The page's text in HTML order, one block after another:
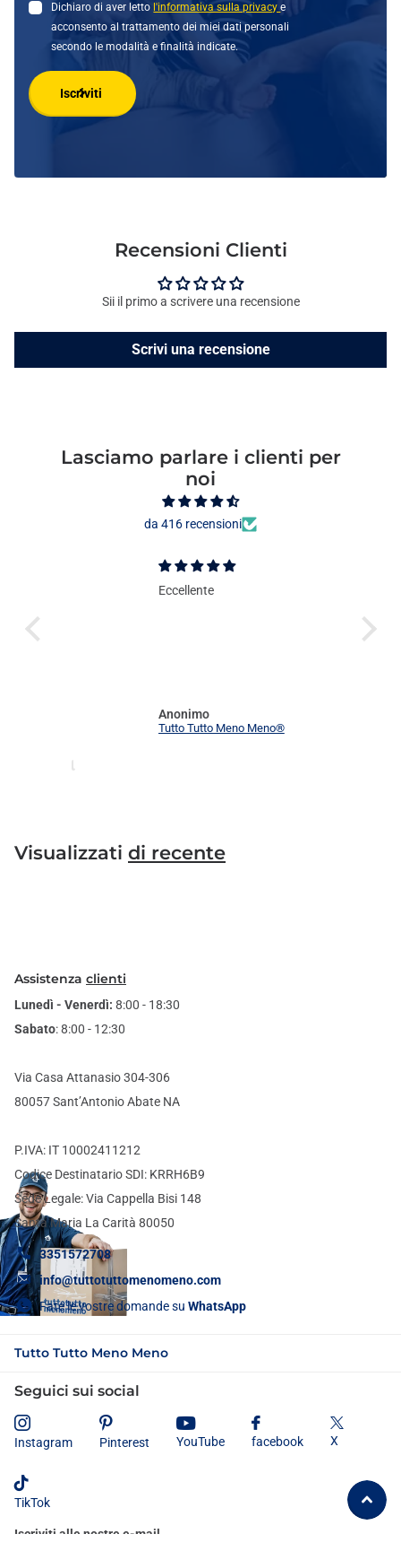
Dichiaro di aver letto l'informativa sulla privacye
acconsento al trattamento dei miei dati personali
secondo le modalità e finalità indicate.
Iscriviti
Recensioni Clienti
Sii il primo a scrivere una recensione
Scrivi una recensione
Lasciamo parlare i clienti per
noi
da 416 recensioni
Eccellente
Anonimo
Tutto Tutto Meno Meno®
Visualizzati di recente
Assistenza clienti
Lunedì - Venerdì: 8:00 - 18:30
Sabato: 8:00 - 12:30
Via Casa Attanasio 304-306
80057 Sant’Antonio Abate NA
P.IVA: IT 10002411212
Codice Destinatario SDI: KRRH6B9
Sede Legale: Via Cappella Bisi 148
Santa Maria La Carità 80050
3351572708
info@tuttotuttomenomeno.com
Fate le vostre domande su WhatsApp
Tutto Tutto Meno Meno
Seguici sui social
Instagram Pinterest YouTube facebook X
TikTok
Iscriviti alle nostre e-mail